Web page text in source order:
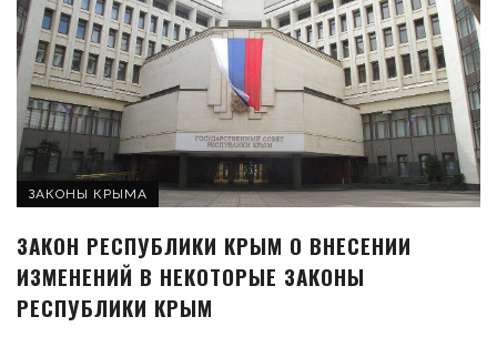
ЗАКОНЫ КРЫМА
ЗАКОН РЕСПУБЛИКИ КРЫМ О ВНЕСЕНИИ
ИЗМЕНЕНИЙ В НЕКОТОРЫЕ ЗАКОНЫ
РЕСПУБЛИКИ КРЫМ